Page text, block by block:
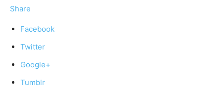
Share
Facebook
Twitter
Google+
Tumblr